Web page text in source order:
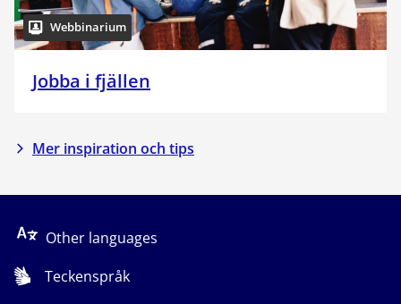
Webbinarium
Jobba i fjällen
Mer inspiration och tips
Other languages
Teckenspråk